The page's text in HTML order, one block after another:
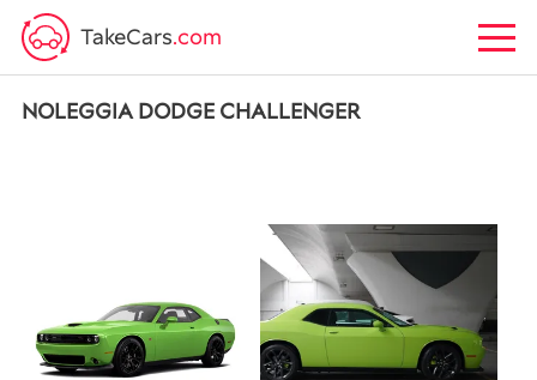
TakeCars.com
NOLEGGIA DODGE CHALLENGER